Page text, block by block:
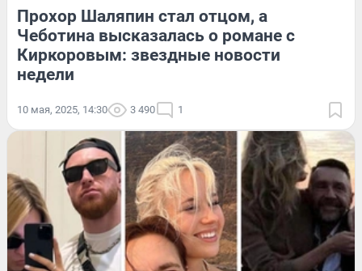
Прохор Шаляпин стал отцом, а
Чеботина высказалась о романе с
Киркоровым: звездные новости
недели
10 мая, 2025, 14:30 3 490 1